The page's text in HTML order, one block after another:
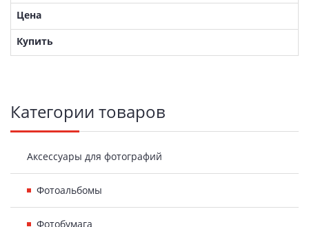
Боковая
панель
Категории товаров
Аксессуары для фотографий
Фотоальбомы
Фотобумага